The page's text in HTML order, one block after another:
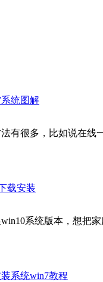
统图解
有很多，比如说在线
载安装
系统版本，想把
系统win7教程